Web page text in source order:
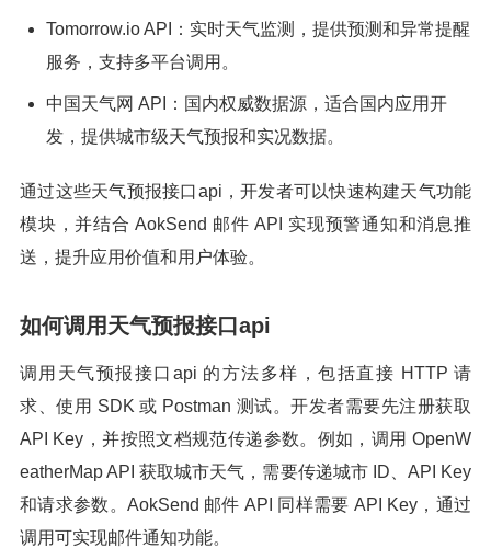
Tomorrow.io API：实时天气监测，提供预测和异常提醒
服务，支持多平台调用。
中国天气网 API：国内权威数据源，适合国内应用开
发，提供城市级天气预报和实况数据。
通过这些天气预报接口api，开发者可以快速构建天气功能
模块，并结合 AokSend 邮件 API 实现预警通知和消息推
送，提升应用价值和用户体验。
如何调用天气预报接口api
调用天气预报接口api 的方法多样，包括直接 HTTP 请
求、使用 SDK 或 Postman 测试。开发者需要先注册获取
API Key，并按照文档规范传递参数。例如，调用 OpenW
eatherMap API 获取城市天气，需要传递城市 ID、API Key
和请求参数。AokSend 邮件 API 同样需要 API Key，通过
调用可实现邮件通知功能。